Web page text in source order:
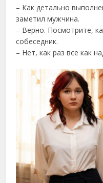
– Как детально
заметил мужчина.
– Верно. Посмотрите,
собеседник.
– Нет, как раз все как